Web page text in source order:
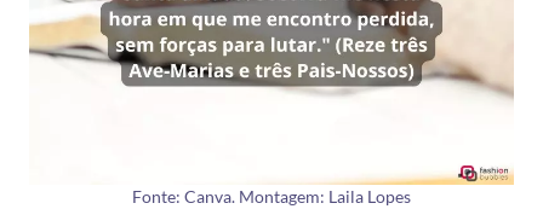
Fonte: Canva. Montagem: Laila Lopes